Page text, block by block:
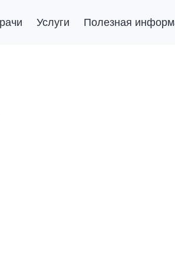
Услуги Полезная